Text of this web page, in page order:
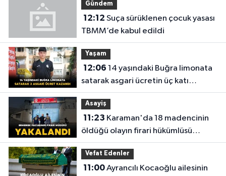
Gündem
12:12
TBMM’de kabul edildi
Yaşam
12:06
satarak asgari ücretin üç katı
kazandı
Asayiş
11:23
öldüğü olayın firari hükümlüsü
yakalandı
Vefat Edenler
11:00Ayrancılı Kocaoğlu ailesinin